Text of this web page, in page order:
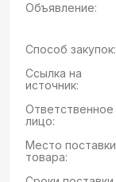
Объявление:
Способ закупок:
Ссылка на
источник:
Ответственное
лицо:
Место поставки
товара: